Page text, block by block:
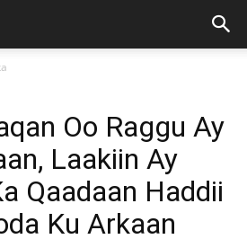
Oo Raggu Ay
Laakiin Ay
Qaadaan Haddii
Ku Arkaan